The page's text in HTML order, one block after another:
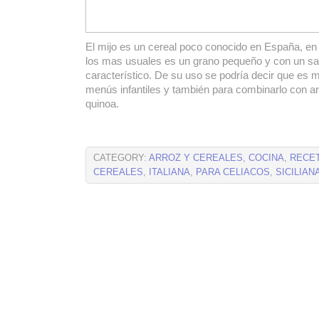
El mijo es un cereal poco conocido en España,
los mas usuales es un grano pequeño y con un
característico. De su uso se podría decir que es
menús infantiles y también para combinarlo con
quinoa.
CATEGORY: ARROZ Y CEREALES, COCINA,
CEREALES, ITALIANA, PARA CELIACOS,